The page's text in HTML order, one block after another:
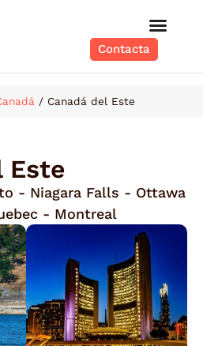
Contacta
/ Canadá del Este
Este
- Niagara Falls - Ottawa
- Montreal